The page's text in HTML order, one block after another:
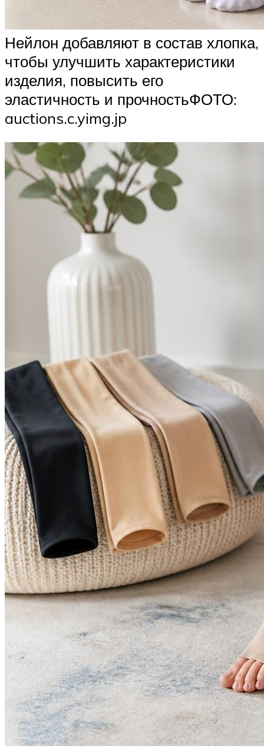
Нейлон добавляют в состав хлопка,
чтобы улучшить характеристики
изделия, повысить его
эластичность и прочностьФОТО:
auctions.c.yimg.jp